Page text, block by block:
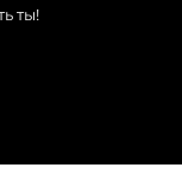
ты!